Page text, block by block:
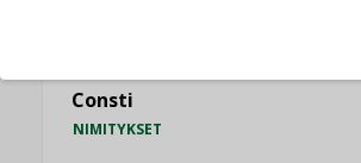
Consti
NIMITYKSET